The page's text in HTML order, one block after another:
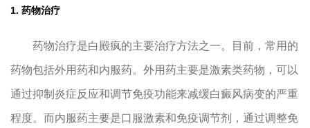
1. 药物治疗
药物治疗是白殿疯的主要治疗方法之一。目前，常用的
药物包括外用药和内服药。外用药主要是激素类药物，可以
通过抑制炎症反应和调节免疫功能来减缓白癜风病变的严重
程度。而内服药主要是口服激素和免疫调节剂，通过调整免